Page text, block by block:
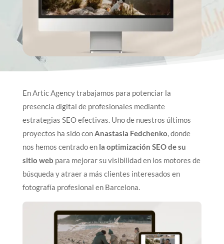
En Artic Agency trabajamos para potenciar la
presencia digital de profesionales mediante
estrategias SEO efectivas. Uno de nuestros últimos
proyectos ha sido conAnastasia Fedchenko, donde
nos hemos centrado en la optimización SEO de su
sitio web para mejorar su visibilidad en los motores de
búsqueda y atraer a más clientes interesados en
fotografía profesional en Barcelona.